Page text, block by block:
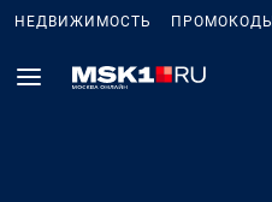
НЕДВИЖИМОСТЬ ПРОМОКОДЫ